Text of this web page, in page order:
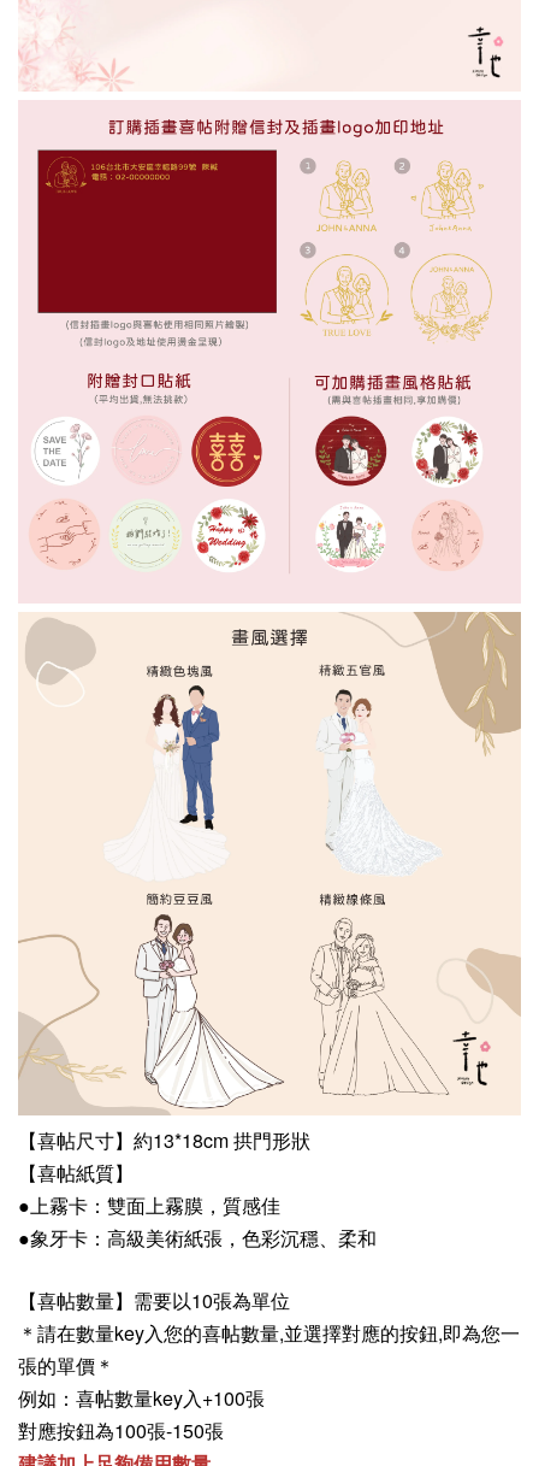
【喜帖尺寸】約13*18cm 拱門形狀
【喜帖紙質】
●上霧卡：雙面上霧膜，質感佳
●象牙卡：高級美術紙張，色彩沉穩、柔和
【喜帖數量】需要以10張為單位
＊請在數量key入您的喜帖數量,並選擇對應的按鈕,即為您一
張的單價 ＊
例如：喜帖數量key入+100張
對應按鈕為100張-150張